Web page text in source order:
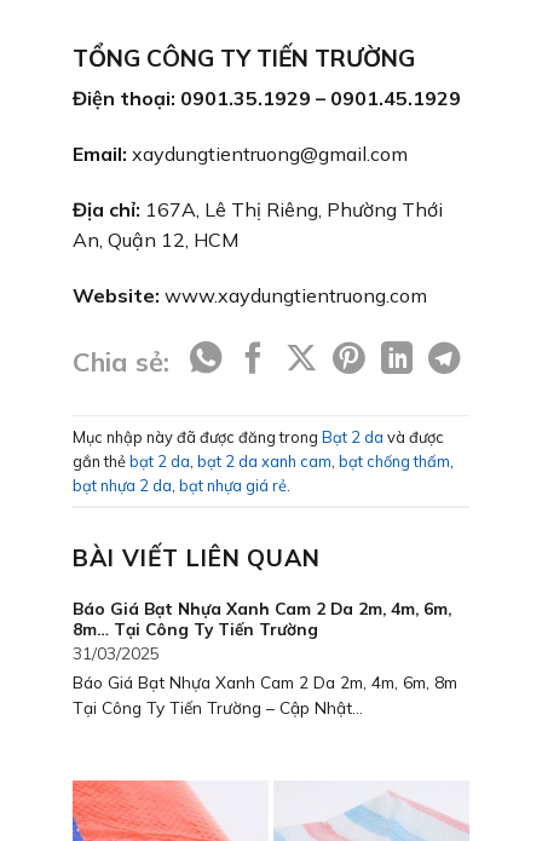
TỔNG CÔNG TY TIẾN TRƯỜNG
Điện thoại: 0901.35.1929 – 0901.45.1929
Email: xaydungtientruong@gmail.com
Địa chỉ: 167A, Lê Thị Riêng, Phường Thới
An, Quận 12, HCM
Website: www.xaydungtientruong.com
Chia sẻ:
Mục nhập này đã được đăng trong Bạt 2 da và được
gắn thẻbạt 2 da bạt 2 da xanh cam bạt chống thấm
bạt nhựa 2 da bạt nhựa giá rẻ
BÀI VIẾT LIÊN QUAN
Báo Giá Bạt Nhựa Xanh Cam 2 Da 2m, 4m, 6m,
8m… Tại Công Ty Tiến Trường
31/03/2025
Báo Giá Bạt Nhựa Xanh Cam 2 Da 2m, 4m, 6m, 8m
Tại Công Ty Tiến Trường – Cập Nhật...